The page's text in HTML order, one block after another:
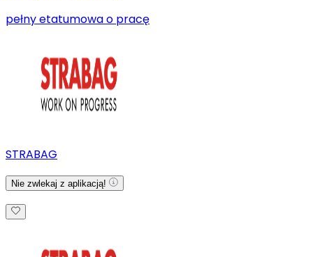
pełny etatumowa o pracę
STRABAG
Nie zwlekaj z aplikacją!